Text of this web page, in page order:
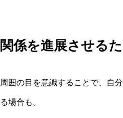
関係を進展させる
周囲の目を意識することで、自
る場合も。